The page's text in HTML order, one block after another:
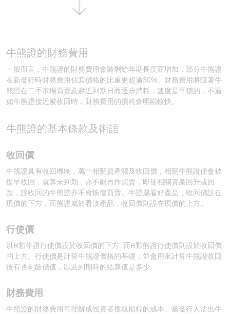
牛熊證的財務費用
一般而言，牛熊證的財務費用會隨剩餘年期長度而增加，部分牛熊證
在新發行時財務費用佔其價格的比重更超逾30%。財務費用將隨著牛
熊證在二手市場買賣及趨近到期日而逐步消耗，速度是平穩的，不過
如牛熊證接近被收回時，財務費用的損耗會明顯較快。
牛熊證的基本條款及術語
收回價
牛熊證具有收回機制，萬一相關資產觸及收回價，相關牛熊證便會被
提早收回，就算未到期，亦不能再作買賣，即使相關資產回升或回
跌，該收回的牛熊證亦不會恢復買賣。牛證屬看好產品，收回價設在
現價的下方，而熊證屬於看淡產品，收回價則設在現價的上方。
行使價
以R類牛證行使價設於收回價的下方, 而R類熊證行使價則設於收回價
的上方。行使價是計算牛熊證價格的基礎，並會用來計算牛熊證收回
後有否剩餘價值，以及到期時的結算值是多少。
財務費用
牛熊證的財務費用可理解成投資者換取槓桿的成本。當發行人沽出牛